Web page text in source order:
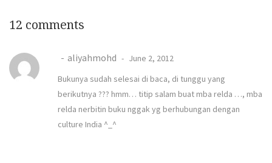
12 comments
aliyahmohd
June 2, 2012
Bukunya sudah selesai di baca, di tunggu yang
berikutnya ??? hmm… titip salam buat mba relda …, mba
relda nerbitin buku nggak yg berhubungan dengan
culture India ^_^